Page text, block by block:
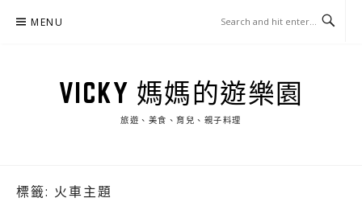
MENU
VICKY 媽媽的遊樂園
旅遊、美食、育兒、親子料理
標籤: 火車主題